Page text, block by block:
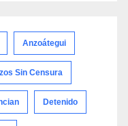
Anzoátegui
Sin Censura
Detenido